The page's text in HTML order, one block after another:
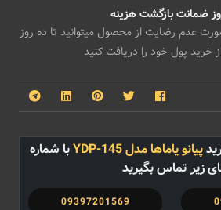
عدم رضایت از محصول میتوانید تا ده روز
خرید پول خود را دریافت کنید
پیانو یاماها مدل YDP-145
با شماره
زیر تماس بگیرید
09397201569